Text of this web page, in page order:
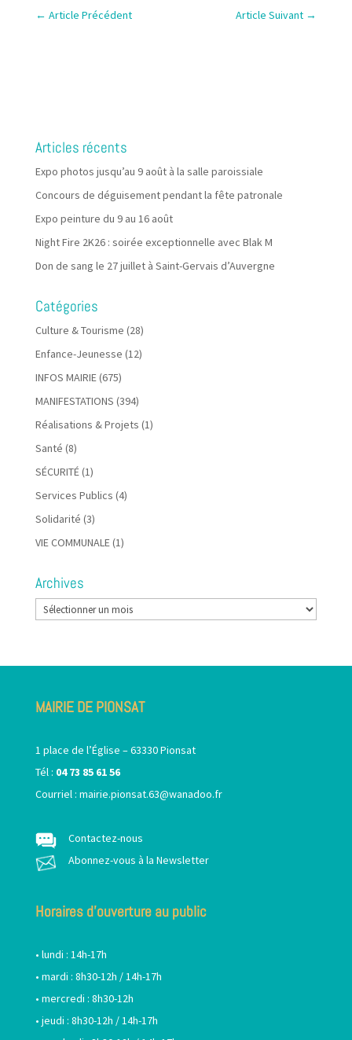
← Article Précédent Article Suivant →
Articles récents
Expo photos jusqu’au 9 août à la salle paroissiale
Concours de déguisement pendant la fête patronale
Expo peinture du 9 au 16 août
Night Fire 2K26 : soirée exceptionnelle avec Blak M
Don de sang le 27 juillet à Saint-Gervais d’Auvergne
Catégories
Culture & Tourisme (28)
Enfance-Jeunesse (12)
INFOS MAIRIE(675)
MANIFESTATIONS (394)
Réalisations & Projets (1)
Santé (8)
SÉCURITÉ(1)
Services Publics (4)
Solidarité (3)
VIE COMMUNALE(1)
Archives
Archives
MAIRIE DE PIONSAT
1 place de l’Église – 63330 Pionsat
Tél : 04 73 85 61 56
Courriel : mairie.pionsat.63@wanadoo.fr
Contactez-nous
Abonnez-vous à la Newsletter
Horaires d’ouverture au public
• lundi : 14h-17h
• mardi : 8h30-12h / 14h-17h
• mercredi : 8h30-12h
• jeudi : 8h30-12h / 14h-17h